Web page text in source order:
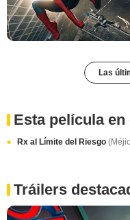
Las
Esta película
Rx al Límite del Riesgo
Tráilers